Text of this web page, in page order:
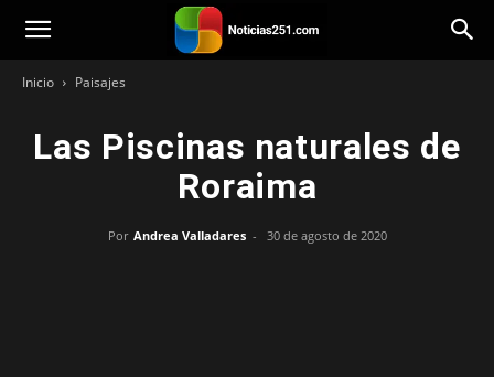
Noticias251
Inicio Paisajes
Las Piscinas naturales de
Roraima
Por Andrea Valladares - 30 de agosto de 2020